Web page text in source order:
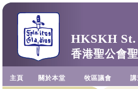
HKSKH
香港聖公會
主頁 關於本堂 牧區議會 講